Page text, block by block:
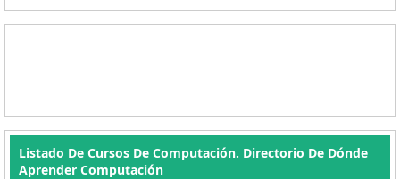
Listado De Cursos De Computación. Directorio De Dónde
Aprender Computación